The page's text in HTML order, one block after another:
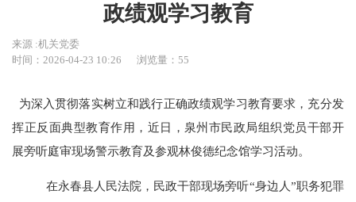
政绩观学习教育
来源 :机关党委
时间：2026-04-23 10:26
浏览量：55
为深入贯彻落实树立和践行正确政绩观学习教育要求，充分发
挥正反面典型教育作用， 近日 ，泉州市民政局组织党员干部开
展旁听庭审现场警示教育及参观林俊德纪念馆学习活动。
在永春县人民法院， 民政干部现场旁听“身边人”职务犯罪